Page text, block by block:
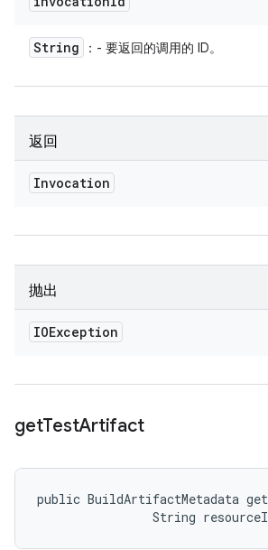
String ：- 要返回的调用的 ID。
返回
Invocation
抛出
IOException
getTestArtifact
public BuildArtifactMetadata
String